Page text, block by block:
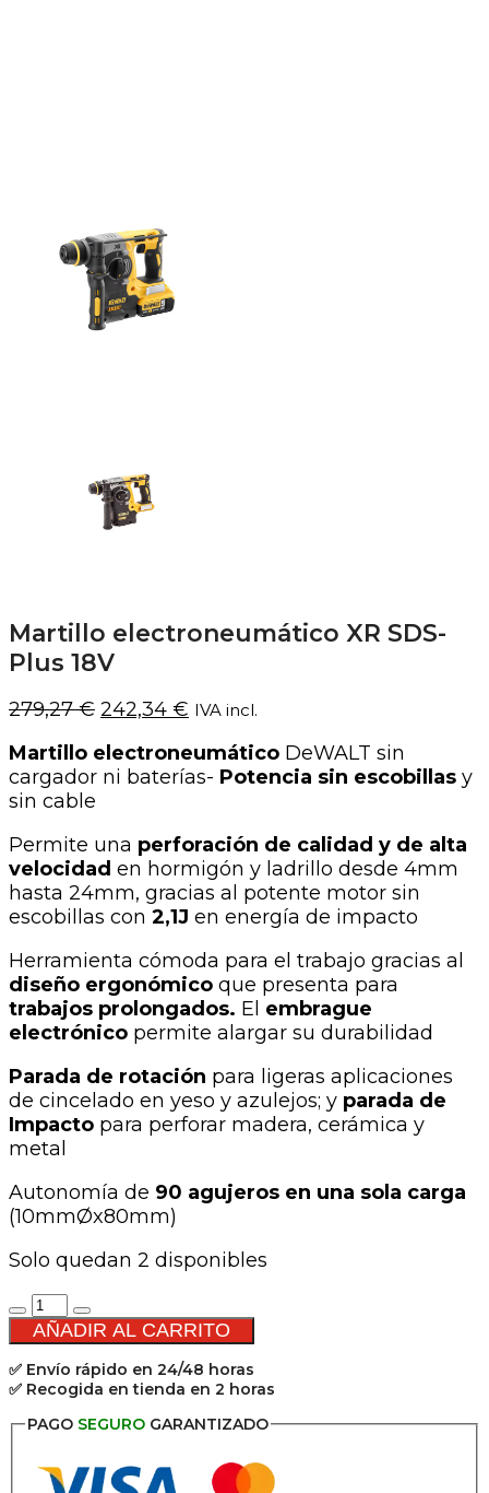
Martillo electroneumático XR SDS-
Plus 18V
279,27€ El
original
era:
242,34 € El
actual
es:
IVA incl.
Martillo electroneumático DeWALT sin
cargador ni baterías- Potencia sin escobillas y
sin cable
Permite una perforación de calidad y de alta
velocidad en hormigón y ladrillo desde 4mm
hasta 24mm, gracias al potente motor sin
escobillas con 2,1J en energía de impacto
Herramienta cómoda para el trabajo gracias al
diseño ergonómico que presenta para
trabajos prolongados. El embrague
electrónico permite alargar su durabilidad
Parada de rotación para ligeras aplicaciones
de cincelado en yeso y azulejos; y parada de
Impacto para perforar madera, cerámica y
metal
Autonomía de 90 agujeros en una sola carga
(10mmØx80mm)
Solo quedan 2 disponibles
Martillo
electroneumático
XR
SDS-
Plus
18V
AÑADIR AL CARRITO
✅ Envío rápido en 24/48 horas
✅ Recogida en tienda en 2 horas
PAGO SEGUROGARANTIZADO